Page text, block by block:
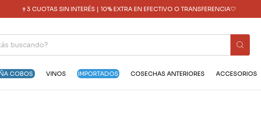
🍷3 CUOTAS SIN INTERÉS | 10% EXTRA EN EFECTIVO O TRANSFERENCIA🤍
COBOS VINOS IMPORTADOS COSECHAS ANTERIORES ACCESORIOS